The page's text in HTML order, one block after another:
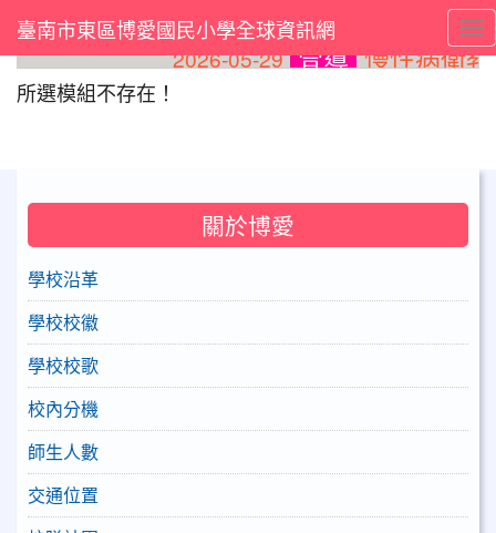
臺南市東區博愛國民小學全球資訊網
2026-05-29 宣導 慢性病衛教
所選模組不存在！
關於博愛
學校沿革
學校校徽
學校校歌
校內分機
師生人數
交通位置